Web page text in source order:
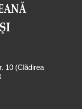
10 (Clădirea